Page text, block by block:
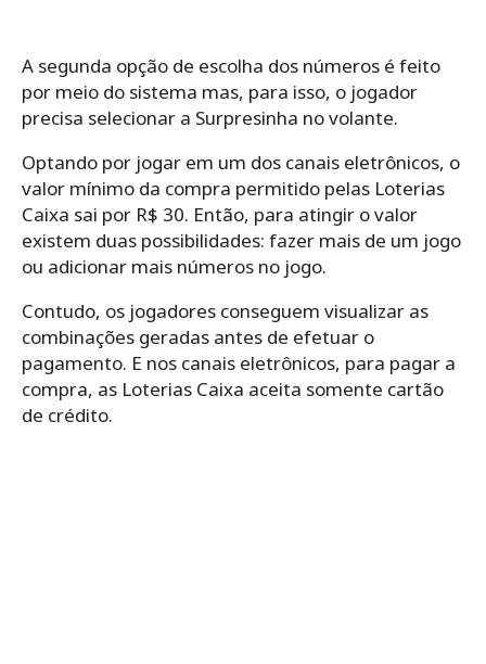
A segunda opção de escolha dos números é feito
por meio do sistema mas, para isso, o jogador
precisa selecionar a Surpresinha no volante.
Optando por jogar em um dos canais eletrônicos, o
valor mínimo da compra permitido pelas Loterias
Caixa sai por R$ 30. Então, para atingir o valor
existem duas possibilidades: fazer mais de um jogo
ou adicionar mais números no jogo.
Contudo, os jogadores conseguem visualizar as
combinações geradas antes de efetuar o
pagamento. E nos canais eletrônicos, para pagar a
compra, as Loterias Caixa aceita somente cartão
de crédito.